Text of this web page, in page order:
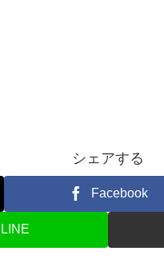
シェアする
Facebook
LINE